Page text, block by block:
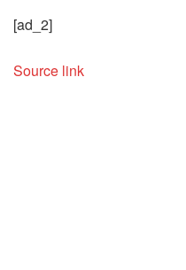
[ad_2]
Source link